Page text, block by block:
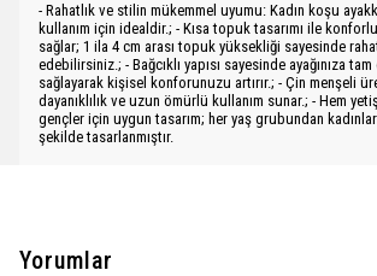
- Rahatlık ve stilin mükemmel uyumu: Kadın koşu
kullanım için idealdir.; - Kısa topuk tasarımı ile konforlu
sağlar; 1 ila 4 cm arası topuk yüksekliği sayesinde
edebilirsiniz.; - Bağcıklı yapısı sayesinde ayağınıza tam
sağlayarak kişisel konforunuzu artırır.; - Çin menşeli
dayanıklılık ve uzun ömürlü kullanım sunar.; - Hem
gençler için uygun tasarım; her yaş grubundan
şekilde tasarlanmıştır.
Yorumlar